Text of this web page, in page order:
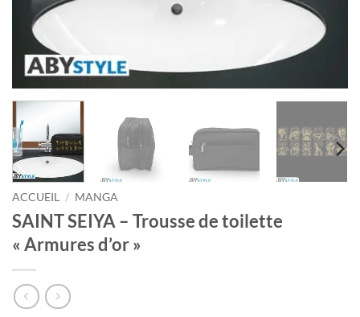
ACCUEIL / MANGA
SAINT SEIYA – Trousse de toilette
« Armures d’or »